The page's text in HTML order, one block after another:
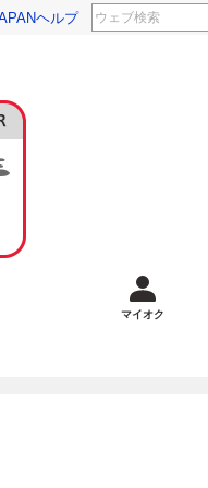
ヘルプ
マイオク